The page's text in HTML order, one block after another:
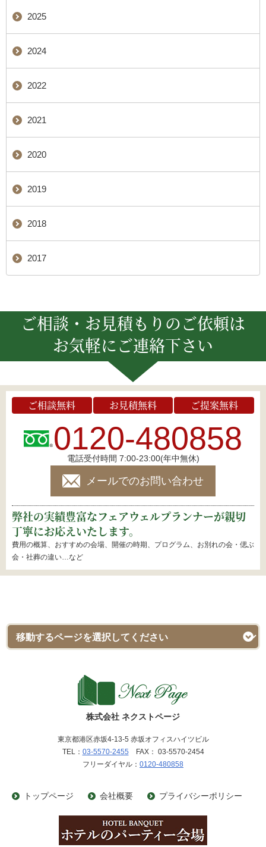
2025
2024
2022
2021
2020
2019
2018
2017
ご相談・お見積もりのご依頼は
お気軽にご連絡下さい
ご相談無料 お見積無料 ご提案無料
0120-480858
電話受付時間 7:00-23:00(年中無休)
メールでのお問い合わせ
弊社の実績豊富なフェアウェルプランナーが親切
丁寧にお応えいたします。
費用の概算、おすすめの会場、開催の時期、プログラム、お別れの会・偲ぶ
会・社葬の違い…など
株式会社 ネクストページ
東京都港区赤坂4-13-5 赤坂オフィスハイツビル
TEL： 03-5570-2455 FAX： 03-5570-2454
フリーダイヤル： 0120-480858
トップページ 会社概要 プライバシーポリシー